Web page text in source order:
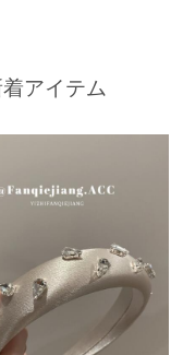
アイテム